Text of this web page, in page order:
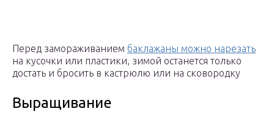
Перед замораживанием баклажаны можно нарезать
на кусочки или пластики, зимой останется только
достать и бросить в кастрюлю или на сковородку
Выращивание